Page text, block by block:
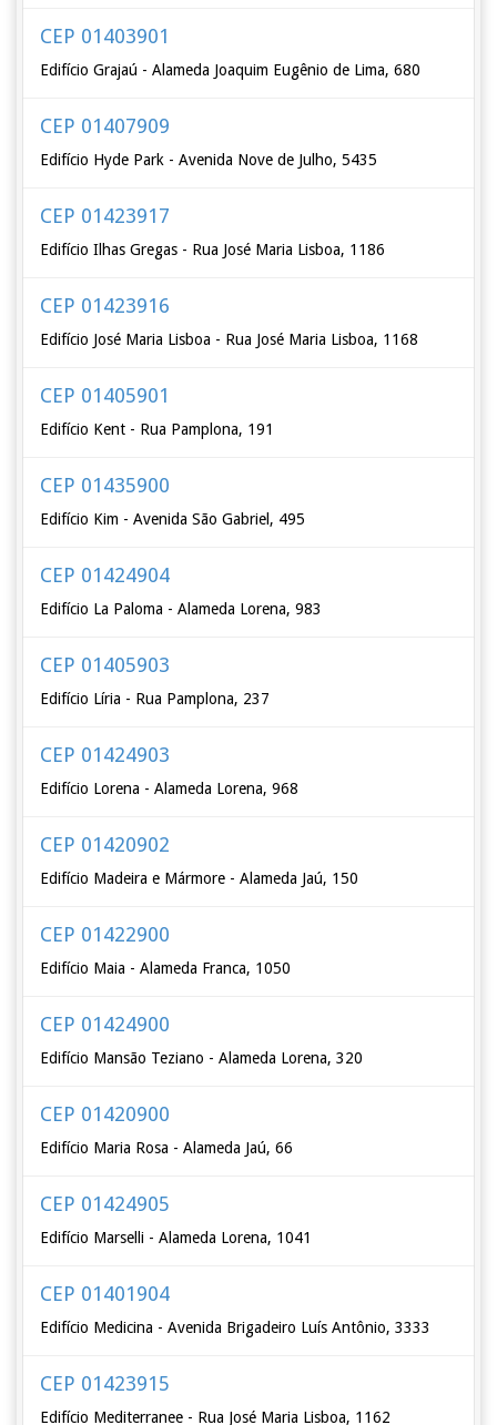
CEP 01403901
Edifício Grajaú - Alameda Joaquim Eugênio de Lima, 680
CEP 01407909
Edifício Hyde Park - Avenida Nove de Julho, 5435
CEP 01423917
Edifício Ilhas Gregas - Rua José Maria Lisboa, 1186
CEP 01423916
Edifício José Maria Lisboa - Rua José Maria Lisboa, 1168
CEP 01405901
Edifício Kent - Rua Pamplona, 191
CEP 01435900
Edifício Kim - Avenida São Gabriel, 495
CEP 01424904
Edifício La Paloma - Alameda Lorena, 983
CEP 01405903
Edifício Líria - Rua Pamplona, 237
CEP 01424903
Edifício Lorena - Alameda Lorena, 968
CEP 01420902
Edifício Madeira e Mármore - Alameda Jaú, 150
CEP 01422900
Edifício Maia - Alameda Franca, 1050
CEP 01424900
Edifício Mansão Teziano - Alameda Lorena, 320
CEP 01420900
Edifício Maria Rosa - Alameda Jaú, 66
CEP 01424905
Edifício Marselli - Alameda Lorena, 1041
CEP 01401904
Edifício Medicina - Avenida Brigadeiro Luís Antônio, 3333
CEP 01423915
Edifício Mediterranee - Rua José Maria Lisboa, 1162